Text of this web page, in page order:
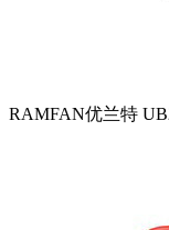
RAMFAN优兰特